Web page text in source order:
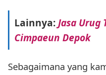
Lainnya:Jasa Urug
Cimpaeun Depok
Sebagaimana yang